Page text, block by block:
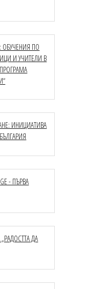
ОБУЧЕНИЯ ПО
И УЧИТЕЛИ В
ИНИЦИАТИВА
БЪЛГАРИЯ
- ПЪРВА
ДА